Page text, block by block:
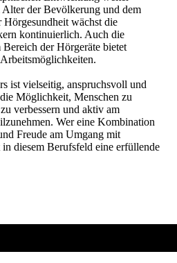
der Bevölkerung und dem
Hörgesundheit wächst die
kontinuierlich. Auch die
der Hörgeräte bietet
ist vielseitig, anspruchsvoll und
Möglichkeit, Menschen zu
verbessern und aktiv am
Wer eine Kombination
Freude am Umgang mit
diesem Berufsfeld eine erfüllende